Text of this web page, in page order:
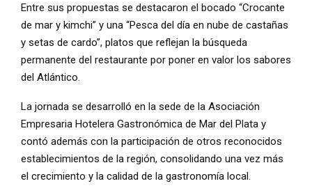
Entre sus propuestas se destacaron el bocado “Crocante
de mar y kimchi” y una “Pesca del día en nube de castañas
y setas de cardo”, platos que reflejan la búsqueda
permanente del restaurante por poner en valor los sabores
del Atlántico.
La jornada se desarrolló en la sede de la Asociación
Empresaria Hotelera Gastronómica de Mar del Plata y
contó además con la participación de otros reconocidos
establecimientos de la región, consolidando una vez más
el crecimiento y la calidad de la gastronomía local.